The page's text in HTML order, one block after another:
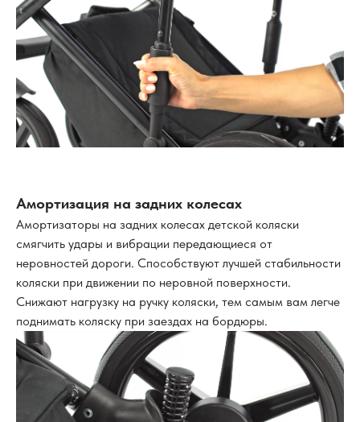
Амортизация на задних колесах
Амортизаторы на задних колесах детской коляски
смягчить удары и вибрации передающиеся от
неровностей дороги. Способствуют лучшей стабильности
коляски при движении по неровной поверхности.
Снижают нагрузку на ручку коляски, тем самым вам легче
поднимать коляску при заездах на бордюры.